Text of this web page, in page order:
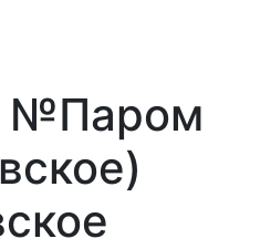
№Паром